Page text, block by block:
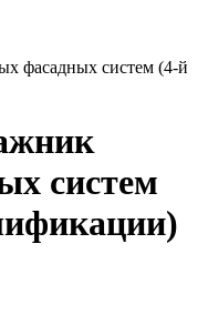
фасадных систем (4-й
систем